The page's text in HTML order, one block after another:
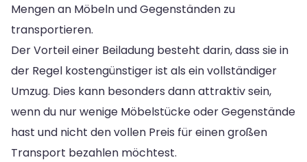
Mengen an Möbeln und Gegenständen zu
transportieren.
Der Vorteil einer Beiladung besteht darin, dass sie in
der Regel kostengünstiger ist als ein vollständiger
Umzug. Dies kann besonders dann attraktiv sein,
wenn du nur wenige Möbelstücke oder Gegenstände
hast und nicht den vollen Preis für einen großen
Transport bezahlen möchtest.